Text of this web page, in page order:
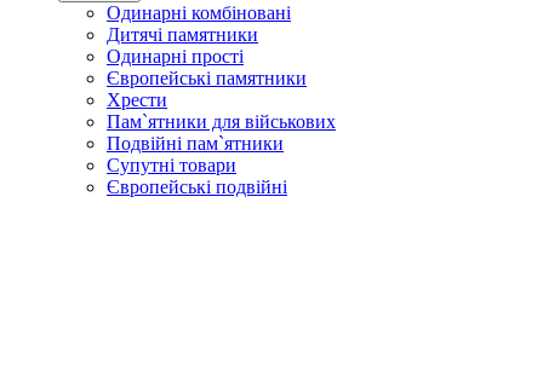
Одинарні комбіновані
Дитячі памятники
Одинарні прості
Європейські памятники
Хрести
Пам`ятники для військових
Подвійні пам`ятники
Супутні товари
Європейські подвійні